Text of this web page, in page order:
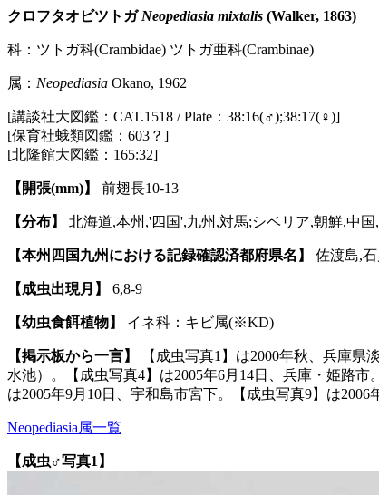
クロフタオビツトガ Neopediasia mixtalis (Walker, 1863)
科：ツトガ科(Crambidae) ツトガ亜科(Crambinae)
属： Neopediasia Okano, 1962
[講談社大図鑑：CAT.1518 / Plate：38:16(♂);38:17(♀)]
[保育社蛾類図鑑：603？]
[北隆館大図鑑：165:32]
【開張(mm)】 前翅長10-13
【分布】 北海道,本州,'四国',九州,対馬;シベリア,朝鮮,中国
【本州四国九州における記録確認済都府県名】 佐渡島,
【成虫出現月】 6,8-9
【幼虫食餌植物】 イネ科：キビ属(※KD)
【掲示板から一言】
【成虫写真1】は2000年秋、兵庫県
水池）。【成虫写真4】は2005年6月14日、兵庫・姫路
は2005年9月10日、宇和島市宮下。【成虫写真9】は2006
Neopediasia属一覧
【成虫♂写真1】